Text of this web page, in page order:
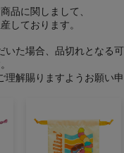
品に関しまして、
しております。
いた場合、品切れとなる可
理解賜りますようお願い申